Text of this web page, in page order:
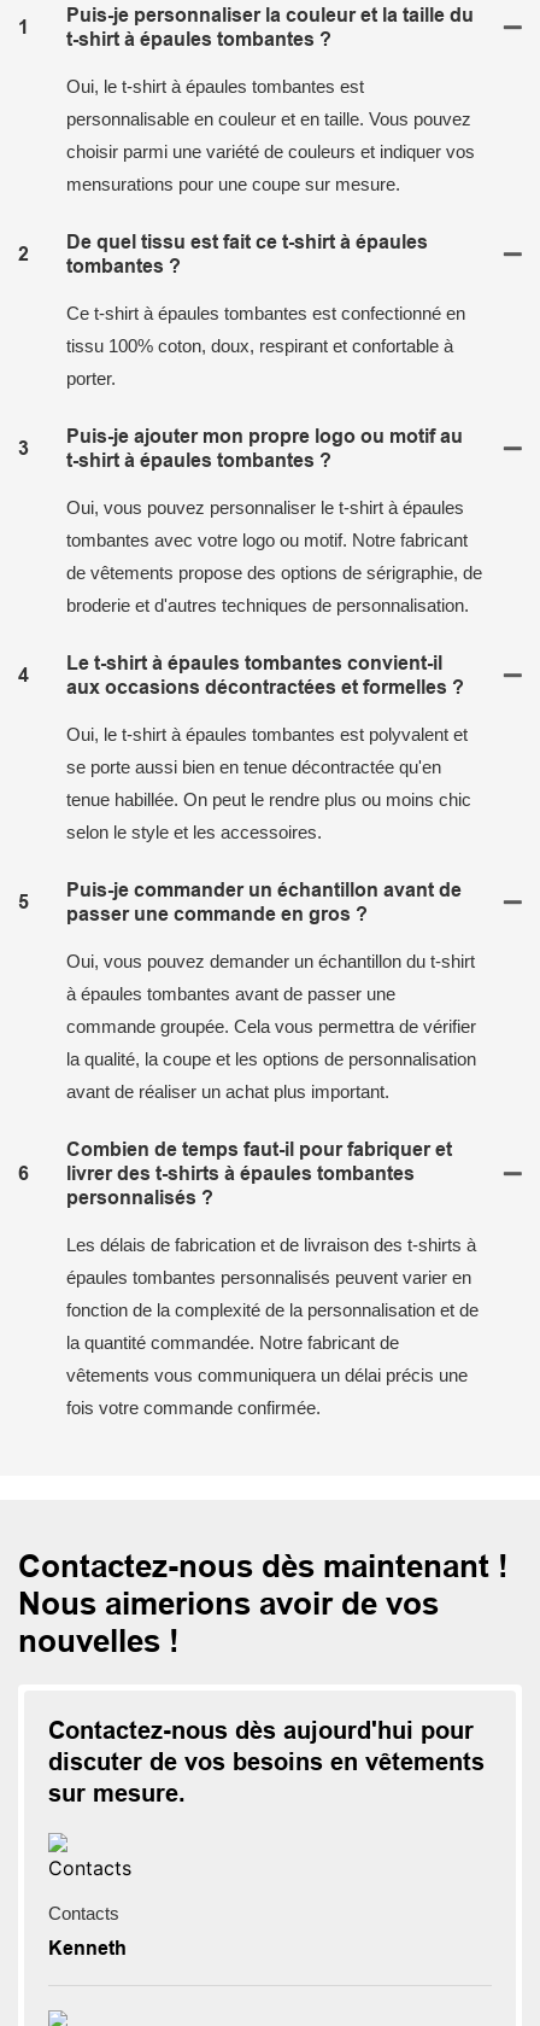
1
Puis-je personnaliser la couleur et la taille du
t-shirt à épaules tombantes ?
Oui, le t-shirt à épaules tombantes est
personnalisable en couleur et en taille. Vous pouvez
choisir parmi une variété de couleurs et indiquer vos
mensurations pour une coupe sur mesure.
2
De quel tissu est fait ce t-shirt à épaules
tombantes ?
Ce t-shirt à épaules tombantes est confectionné en
tissu 100% coton, doux, respirant et confortable à
porter.
3
Puis-je ajouter mon propre logo ou motif au
t-shirt à épaules tombantes ?
Oui, vous pouvez personnaliser le t-shirt à épaules
tombantes avec votre logo ou motif. Notre fabricant
de vêtements propose des options de sérigraphie, de
broderie et d'autres techniques de personnalisation.
4
Le t-shirt à épaules tombantes convient-il
aux occasions décontractées et formelles ?
Oui, le t-shirt à épaules tombantes est polyvalent et
se porte aussi bien en tenue décontractée qu'en
tenue habillée. On peut le rendre plus ou moins chic
selon le style et les accessoires.
5
Puis-je commander un échantillon avant de
passer une commande en gros ?
Oui, vous pouvez demander un échantillon du t-shirt
à épaules tombantes avant de passer une
commande groupée. Cela vous permettra de vérifier
la qualité, la coupe et les options de personnalisation
avant de réaliser un achat plus important.
6
Combien de temps faut-il pour fabriquer et
livrer des t-shirts à épaules tombantes
personnalisés ?
Les délais de fabrication et de livraison des t-shirts à
épaules tombantes personnalisés peuvent varier en
fonction de la complexité de la personnalisation et de
la quantité commandée. Notre fabricant de
vêtements vous communiquera un délai précis une
fois votre commande confirmée.
Contactez-nous dès maintenant !
Nous aimerions avoir de vos
nouvelles !
Contactez-nous dès aujourd'hui pour
discuter de vos besoins en vêtements
sur mesure.
Contacts
Kenneth